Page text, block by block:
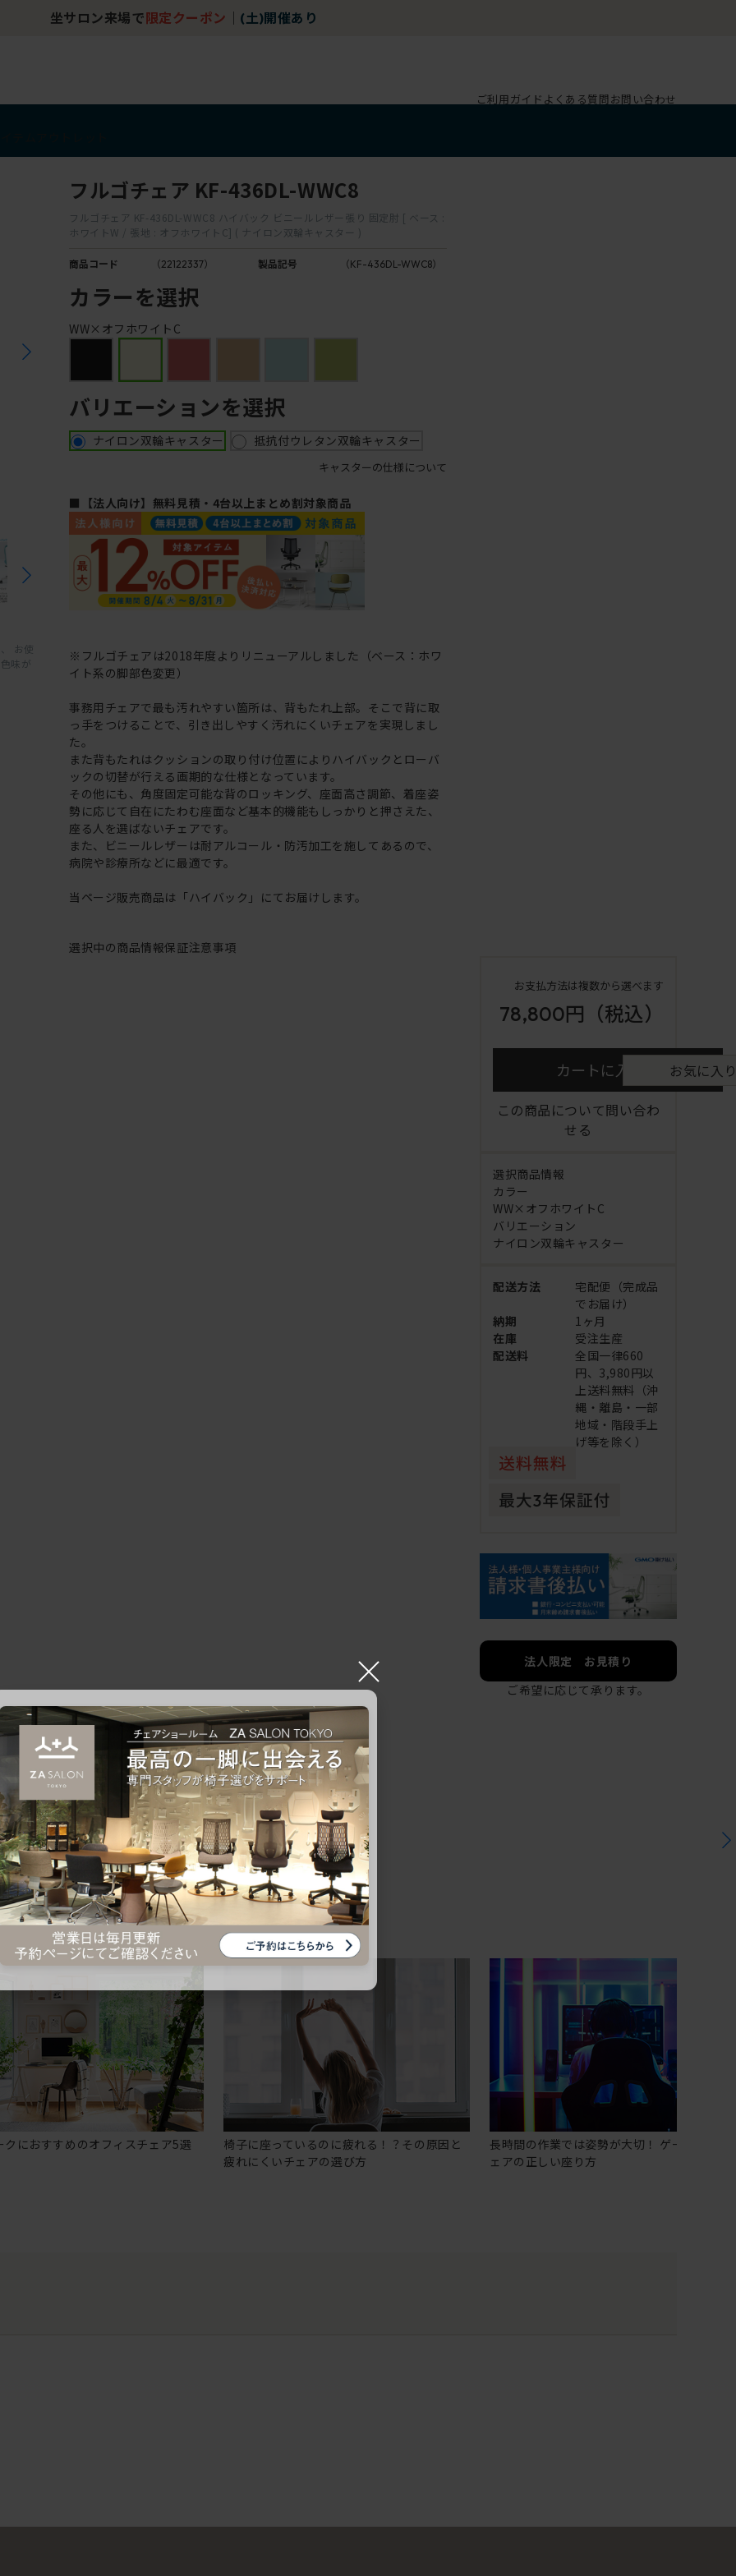
坐サロン来場で 限定クーポン (土)開催あり
ご利用ガイド よくある質問お問い合わせ
お使
味が
フルゴチェア KF-436DL-WWC8
フルゴチェア KF-436DL-WWC8 ハイバック ビニールレザー張り 固定肘 [ ベース :
ホワイトW / 張地 : オフホワイトC] ( ナイロン双輪キャスター )
商品コード （22122337） 製品記号 （KF-436DL-WWC8）
カラーを選択
WW×オフホワイトC
バリエーションを選択
ナイロン双輪キャスター 抵抗付ウレタン双輪キャスター
キャスターの仕様について
■【法人向け】無料見積・4台以上まとめ割対象商品
※フルゴチェアは2018年度よりリニューアルしました（ベース：ホワ
イト系の脚部色変更）
事務用チェアで最も汚れやすい箇所は、背もたれ上部。そこで背に取
っ手をつけることで、引き出しやすく汚れにくいチェアを実現しまし
た。
また背もたれはクッションの取り付け位置によりハイバックとローバ
ックの切替が行える画期的な仕様となっています。
その他にも、角度固定可能な背のロッキング、座面高さ調節、着座姿
勢に応じて自在にたわむ座面など基本的機能もしっかりと押さえた、
座る人を選ばないチェアです。
また、ビニールレザーは耐アルコール・防汚加工を施してあるので、
病院や診療所などに最適です。
当ページ販売商品は「ハイバック」にてお届けします。
選択中の商品情報保証注意事項
お支払方法は複数から選べます
78,800円 （税込）
カートに入れる お気に入
この商品について問い合わ
せる
選択商品情報
カラー
WW×オフホワイトC
バリエーション
ナイロン双輪キャスター
配送方法
宅配便（完成品
でお届け）
納期
1ヶ月
在庫
受注生産
配送料
全国一律660
円、3,980円以
上送料無料（沖
縄・離島・一部
地域・階段手上
げ等を除く）
法人限定 お見積り
ご希望に応じて承ります。
クにおすすめのオフィスチェア5選
椅子に座っているのに疲れる！？その原因と
疲れにくいチェアの選び方
長時間の作業では姿勢が大切！ ゲーミングチ
ェアの正しい座り方
×